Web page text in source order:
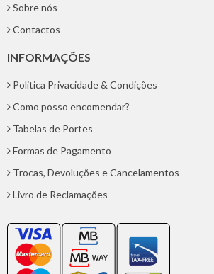
Sobre nós
Contactos
INFORMAÇÕES
Politica Privacidade & Condições
Como posso encomendar?
Tabelas de Portes
Formas de Pagamento
Trocas, Devoluções e Cancelamentos
Livro de Reclamações